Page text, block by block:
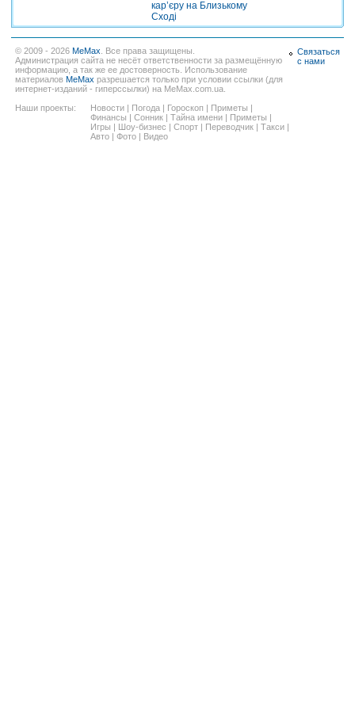
кар’єру на Близькому
Сході
© 2009 - 2026 MeMax . Все права защищены.
Администрация сайта не несёт ответственности за размещённую
информацию, а так же ее достоверность. Использование
материалов MeMax разрешается только при условии ссылки (для
интернет-изданий - гиперссылки) на MeMax.com.ua.
Наши проекты:
Новости | Погода | Гороскоп | Приметы |
Финансы | Сонник | Тайна имени | Приметы |
Игры | Шоу-бизнес | Спорт | Переводчик | Такси |
Авто | Фото | Видео
Связаться
с нами